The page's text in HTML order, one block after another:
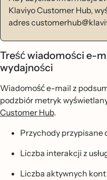
Klaviyo Customer Hub,
adres
Treść wiadomości e-
wydajności
Wiadomość e-mail z
podzbiór metryk
Customer Hub.
Przychody przypisane
Liczba interakcji z
Liczba aktywnych kont